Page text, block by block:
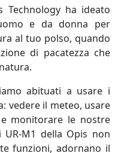
Technology ha ideato
e da donna per
al tuo polso, quando
di pacatezza che
abituati a usare i
vedere il meteo, usare
monitorare le nostre
M1 della Opis non
funzioni, adornano il